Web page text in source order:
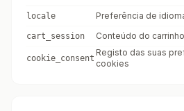
locale Preferência de
cart_session Conteúdo do carrinho
cookie_consent
Registo das suas
cookies